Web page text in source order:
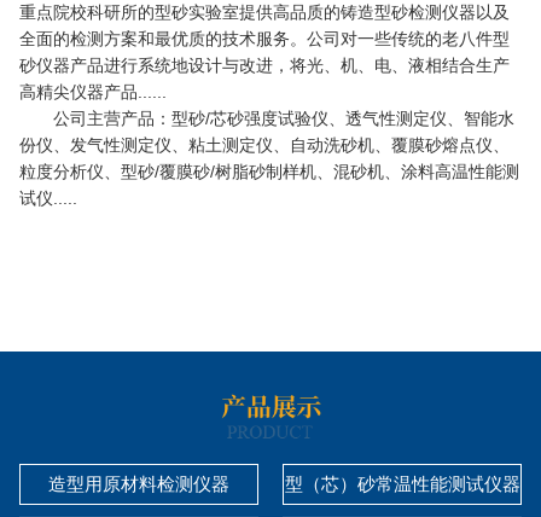
重点院校科研所的型砂实验室提供高品质的铸造型砂检测仪器以及
全面的检测方案和最优质的技术服务。公司对一些传统的老八件型
砂仪器产品进行系统地设计与改进，将光、机、电、液相结合生产
高精尖仪器产品......
公司主营产品：型砂/芯砂强度试验仪、透气性测定仪、智能水
份仪、发气性测定仪、粘土测定仪、自动洗砂机、覆膜砂熔点仪、
粒度分析仪、型砂/覆膜砂/树脂砂制样机、混砂机、涂料高温性能测
试仪.....
造型用原材料检测仪器 型（芯）砂常温性能测试仪器